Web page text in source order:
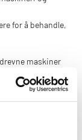
for å behandle,
maskiner
høste avlinger
i en rekke